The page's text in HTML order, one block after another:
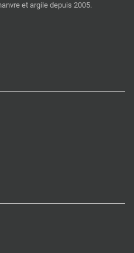
et argile depuis 2005.